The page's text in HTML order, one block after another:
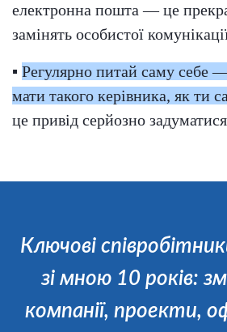
електронна пошта — це
замінять особистої
▪ Регулярно питай саму себе
мати такого керівника, як ти
це привід серйозно
Ключові
зі мною 10 років:
компанії, проекти,